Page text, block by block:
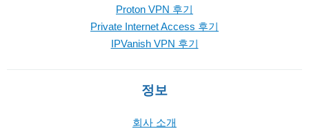
Proton VPN 후기
Private Internet Access 후기
IPVanish VPN 후기
정보
회사 소개